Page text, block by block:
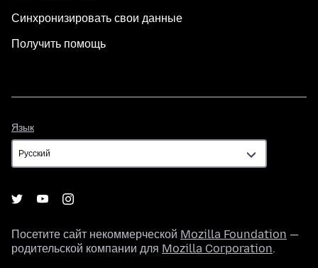
Синхронизировать свои данные
Получить помощь
Язык
Посетите сайт некоммерческой Mozilla Foundation —
родительской компании для Mozilla Corporation.